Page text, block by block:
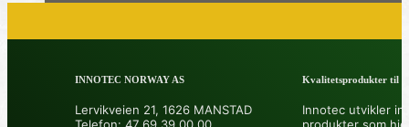
INNOTEC NORWAY AS
Lervikveien 21, 1626 MANSTAD
Telefon: 47 69 39 00 00
Kvalitetsprodukter til å
Innotec utvikler
produkter som